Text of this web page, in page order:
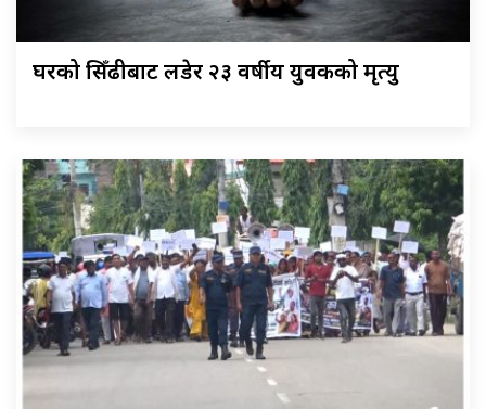
घरको सिँढीबाट लडेर २३ वर्षीय युवकको मृत्यु